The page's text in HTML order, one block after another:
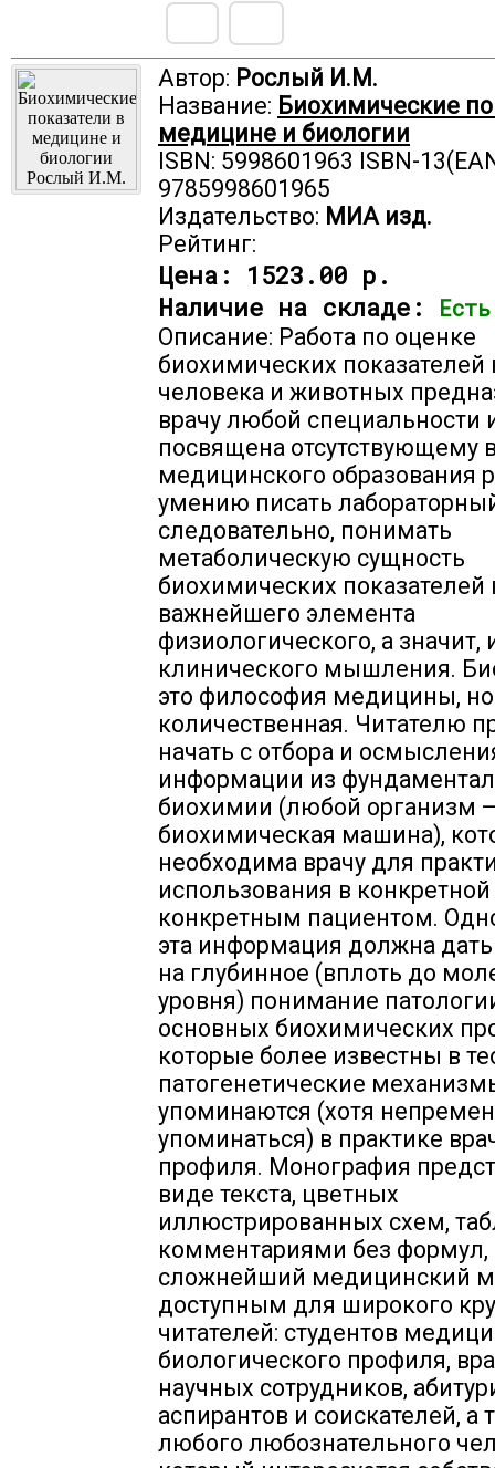
Автор: Рослый И.М.
Название: Биохимические
медицине и биологии
ISBN: 5998601963 ISBN-
9785998601965
Издательство: МИА изд.
Рейтинг:
Цена: 1523.00 р.
Наличие на складе:
Есть
Описание: Работа по оценке
биохимических показателей
человека и животных
врачу любой специальности
посвящена отсутствующему
медицинского образования
умению писать
следовательно, понимать
метаболическую сущность
биохимических показателей
важнейшего элемента
физиологического, а значит,
клинического мышления.
это философия медицины, но
количественная. Читателю
начать с отбора и
информации из
биохимии (любой организм
биохимическая машина),
необходима врачу для
использования в конкретной
конкретным пациентом.
эта информация должна
на глубинное (вплоть до
уровня) понимание
основных биохимических
которые более известны в
патогенетические
упоминаются (хотя
упоминаться) в практике
профиля. Монография
виде текста, цветных
иллюстрированных схем,
комментариями без формул,
сложнейший медицинский
доступным для широкого
читателей: студентов
биологического профиля,
научных сотрудников,
аспирантов и соискателей, а
любого любознательного